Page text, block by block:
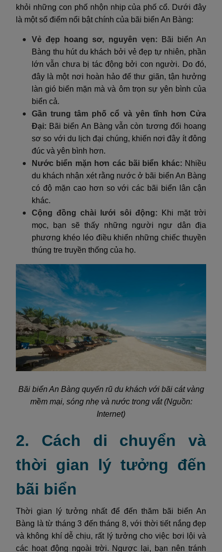
khỏi những con phố nhộn nhịp của phố cổ. Dưới đây
là một số điểm nổi bật chính của bãi biển An Bàng:
Vẻ đẹp hoang sơ, nguyên vẹn: Bãi biển An
Bàng thu hút du khách bởi vẻ đẹp tự nhiên, phần
lớn vẫn chưa bị tác động bởi con người. Do đó,
đây là một nơi hoàn hảo để thư giãn, tận hưởng
làn gió biển mặn mà và ôm trọn sự yên bình của
biển cả.
Gần trung tâm phố cổ và yên tĩnh hơn Cửa
Đại: Bãi biển An Bàng vẫn còn tương đối hoang
sơ so với du lịch đại chúng, khiến nơi đây ít đông
đúc và yên bình hơn.
Nước biển mặn hơn các bãi biển khác: Nhiều
du khách nhận xét rằng nước ở bãi biển An Bàng
có độ mặn cao hơn so với các bãi biển lân cận
khác.
Cộng đồng chài lưới sôi động: Khi mặt trời
mọc, bạn sẽ thấy những người ngư dân địa
phương khéo léo điều khiển những chiếc thuyền
thúng tre truyền thống của họ.
Bãi biển An Bàng quyến rũ du khách với bãi cát vàng
mềm mại, sóng nhẹ và nước trong vắt (Nguồn:
Internet)
2. Cách di chuyển và
thời gian lý tưởng đến
bãi biển
Thời gian lý tưởng nhất để đến thăm bãi biển An
Bàng là từ tháng 3 đến tháng 8, với thời tiết nắng đẹp
và không khí dễ chịu, rất lý tưởng cho việc bơi lội và
các hoạt động ngoài trời. Ngược lại, bạn nên tránh